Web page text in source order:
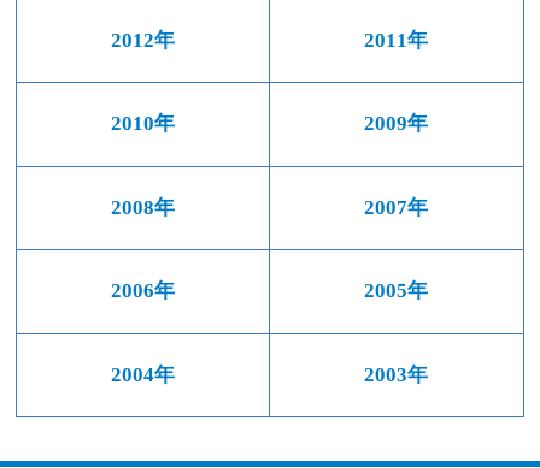
2012年 2011年
2010年 2009年
2008年 2007年
2006年 2005年
2004年 2003年